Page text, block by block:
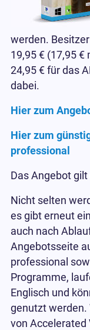
werden.
19,95 € (17,95 €
24,95 € für das
dabei.
Hier zum
Hier zum
professional
Das Angebot
Nicht selten
es gibt erneut
auch nach
Angebotsseite
professional
Programme,
Englisch und
genutzt werden.
von Accelerated